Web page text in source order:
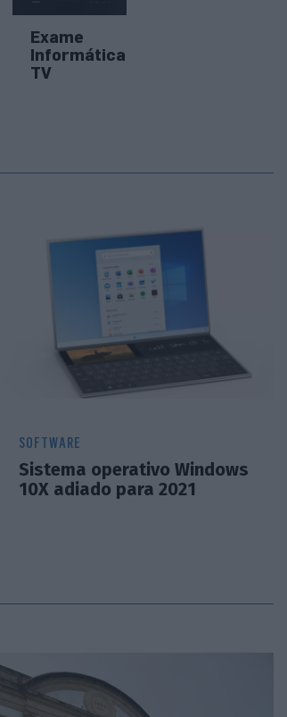
Exame
Informática
TV
SOFTWARE
Sistema operativo Windows
10X adiado para 2021